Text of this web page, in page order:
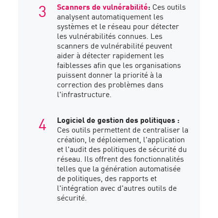
Scanners de vulnérabilité: Ces outils
analysent automatiquement les
systèmes et le réseau pour détecter
les vulnérabilités connues. Les
scanners de vulnérabilité peuvent
aider à détecter rapidement les
faiblesses afin que les organisations
puissent donner la priorité à la
correction des problèmes dans
l'infrastructure.
Logiciel de gestion des politiques :
Ces outils permettent de centraliser la
création, le déploiement, l'application
et l'audit des politiques de sécurité du
réseau. Ils offrent des fonctionnalités
telles que la génération automatisée
de politiques, des rapports et
l'intégration avec d'autres outils de
sécurité.